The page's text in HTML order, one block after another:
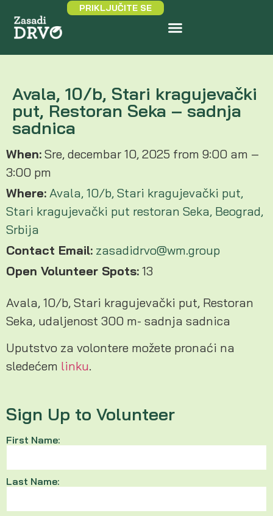
PRIKLJUČITE SE
Avala, 10/b, Stari kragujevački
put, Restoran Seka – sadnja
sadnica
When: Sre, decembar 10, 2025 from 9:00 am –
3:00 pm
Where: Avala, 10/b, Stari kragujevački put,
Stari kragujevački put restoran Seka, Beograd,
Srbija
Contact Email: zasadidrvo@wm.group
Open Volunteer Spots: 13
Avala, 10/b, Stari kragujevački put, Restoran
Seka, udaljenost 300 m- sadnja sadnica
Uputstvo za volontere možete pronaći na
sledećem linku.
Sign Up to Volunteer
First Name:
Last Name: